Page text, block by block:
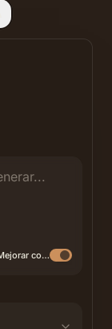
Mejorar con IA